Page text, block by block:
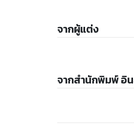
จากผู้แต่ง
จากสำนักพิมพ์ อิ